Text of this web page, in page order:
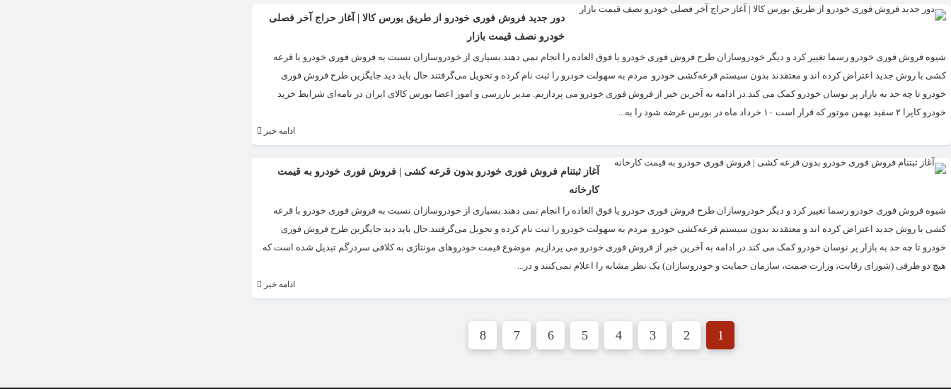
دور جدید فروش فوری خودرو از طریق بورس کالا | آغاز حراج آخر فصلی
خودرو نصف قیمت بازار
​شیوه فروش فوری خودرو رسما تغییر کرد و دیگر خودروسازان طرح فروش فوری خودرو یا فوق العاده را انجام نمی دهند.بسیاری از خودروسازان نسبت به فروش فوری خودرو با قرعه
کشی با روش جدید اعتراض کرده اند و معتقدند بدون سیستم قرعه‌کشی خودرو مردم به سهولت خودرو را ثبت نام کرده و تحویل می‌گرفتند.حال باید دید جایگزین طرح فروش فوری
خودرو تا چه حد به بازار پر نوسان خودرو کمک می کند.در ادامه به آخرین خبر از فروش فوری خودرو می پردازیم. مدیر بازرسی و امور اعضا بورس کالای ایران در نامه‌ای شرایط خرید
خودرو کاپرا ۲ سفید بهمن موتور که قرار است ۱۰ خرداد ماه در بورس عرضه شود را به...
ادامه خبر
آغاز ثبتنام فروش فوری خودرو بدون قرعه کشی | فروش فوری خودرو به قیمت
کارخانه
​شیوه فروش فوری خودرو رسما تغییر کرد و دیگر خودروسازان طرح فروش فوری خودرو یا فوق العاده را انجام نمی دهند.بسیاری از خودروسازان نسبت به فروش فوری خودرو با قرعه
کشی با روش جدید اعتراض کرده اند و معتقدند بدون سیستم قرعه‌کشی خودرو مردم به سهولت خودرو را ثبت نام کرده و تحویل می‌گرفتند.حال باید دید جایگزین طرح فروش فوری
خودرو تا چه حد به بازار پر نوسان خودرو کمک می کند.در ادامه به آخرین خبر از فروش فوری خودرو می پردازیم. موضوع قیمت خودروهای مونتاژی به کلافی سردرگم تبدیل شده است که
هیچ دو طرفی (شورای رقابت، وزارت صمت، سازمان حمایت و خودروسازان) یک نظر مشابه را اعلام نمی‌کنند و در...
ادامه خبر
1
2
3
4
5
6
7
8